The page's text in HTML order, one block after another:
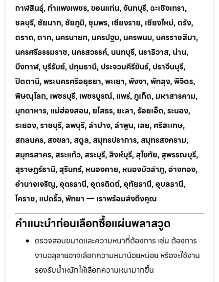
กาฬสินธุ์, กำแพงเพชร, ขอนแก่น, จันทบุรี, ฉะเชิงเทรา,
ชลบุรี, ชัยนาท, ชัยภูมิ, ชุมพร, เชียงราย, เชียงใหม่, ตรัง,
ตราด, ตาก, นครนายก, นครปฐม, นครพนม, นครราชสีมา,
นครศรีธรรมราช, นครสวรรค์, นนทบุรี, นราธิวาส, น่าน,
บึงกาฬ, บุรีรัมย์, ปทุมธานี, ประจวบคีรีขันธ์, ปราจีนบุรี,
ปัตตานี, พระนครศรีอยุธยา, พะเยา, พังงา, พัทลุง, พิจิตร,
พิษณุโลก, เพชรบุรี, เพชรบูรณ์, แพร่, ภูเก็ต, มหาสารคาม,
มุกดาหาร, แม่ฮ่องสอน, ยโสธร, ยะลา, ร้อยเอ็ด, ระนอง,
ระยอง, ราชบุรี, ลพบุรี, ลำปาง, ลำพูน, เลย, ศรีสะเกษ,
สกลนคร, สงขลา, สตูล, สมุทรปราการ, สมุทรสงคราม,
สมุทรสาคร, สระแก้ว, สระบุรี, สิงห์บุรี, สุโขทัย, สุพรรณบุรี,
สุราษฎร์ธานี, สุรินทร์, หนองคาย, หนองบัวลำภู, อ่างทอง,
อำนาจเจริญ, อุดรธานี, อุตรดิตถ์, อุทัยธานี, อุบลธานี,
โคราช, แปดริ้ว, พัทยา — เราพร้อมส่งถึงคุณ
คำแนะนำก่อนเลือกซื้อแผ่นพลาสวูด
ตรวจสอบขนาดและความหนาที่ต้องการ เช่น ต้องการ
งานฉลุลายอาจเลือกความหนาน้อยหน่อย หรือจะใช้งาน
รองรับน้ำหนักให้เลือกความหนามากขึ้น